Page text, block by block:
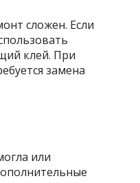
сложен. Если
клей. При
замена
или